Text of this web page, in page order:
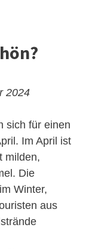
2024
sich für einen
Im April ist
milden,
Die
Winter,
aus